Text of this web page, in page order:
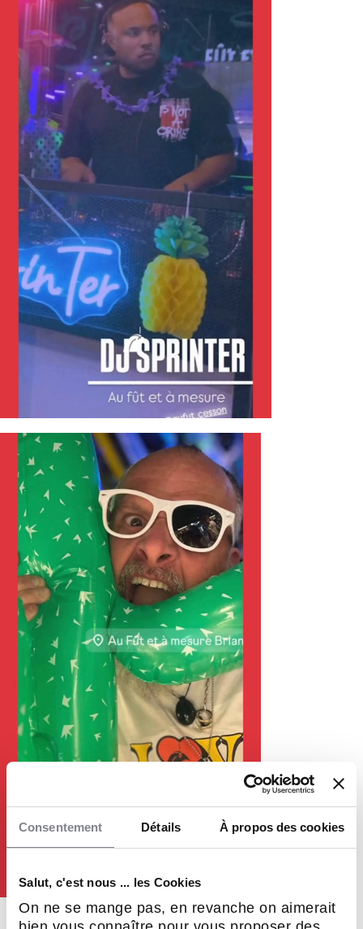
Consentement Détails À propos des cookies
Salut, c'est nous ... les Cookies
On ne se mange pas, en revanche on aimerait